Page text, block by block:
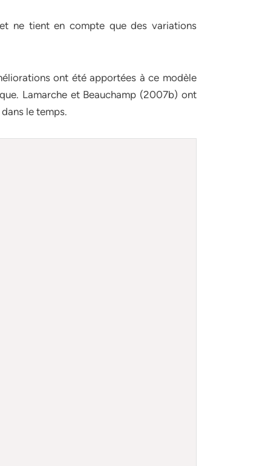
ne tient en compte que des variations
ont été apportées à ce modèle
Lamarche et Beauchamp (2007b) ont
le temps.